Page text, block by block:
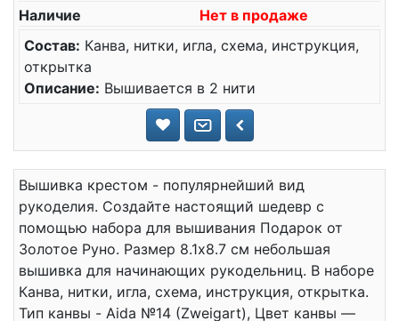
Наличие
Нет в продаже
Состав: Канва, нитки, игла, схема, инструкция,
открытка
Описание: Вышивается в 2 нити
Вышивка крестом - популярнейший вид
рукоделия. Создайте настоящий шедевр с
помощью набора для вышивания Подарок от
Золотое Руно. Размер 8.1x8.7 см небольшая
вышивка для начинающих рукодельниц. В наборе
Канва, нитки, игла, схема, инструкция, открытка.
Тип канвы - Aida №14 (Zweigart), Цвет канвы —